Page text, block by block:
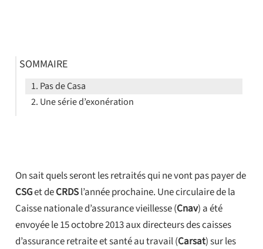
On sait quels seront les retraités qui ne vont pas payer de
CSGet deCRDSl’année prochaine. Une circulaire de la
Caisse nationale d’assurance vieillesse (Cnav) a été
envoyée le 15 octobre 2013 aux directeurs des caisses
d’assurance retraite et santé au travail (Carsat) sur les
SOMMAIRE
Pas de Casa
Une série d’exonération